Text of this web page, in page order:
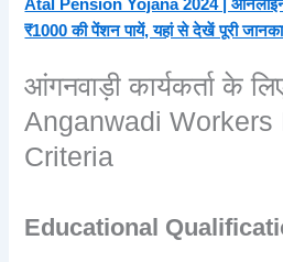
Atal Pension Yojana 2024 |
₹1000 की पेंशन पायें, यहां से देखें पूरी
आंगनवाड़ी कार्यकर्ता के
Anganwadi
Criteria
Educational